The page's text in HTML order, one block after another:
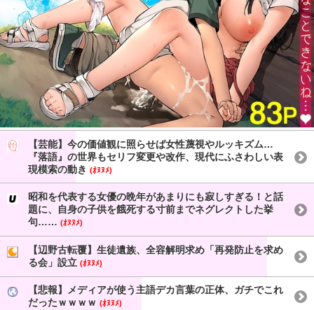
【芸能】今の価値観に照らせば女性蔑視やルッキズム…
『落語』の世界もセリフ変更や改作、現代にふさわしい表
現模索の動き (ｵﾇﾇﾒ)
昭和を代表する女優の晩年があまりにも寂しすぎる！と話
題に、自身の子供を餓死する寸前までネグレクトした挙
句…… (ｵﾇﾇﾒ)
【辺野古転覆】生徒遺族、全容解明求め「再発防止を求め
る会」設立 (ｵﾇﾇﾒ)
【悲報】メディアが使う主語デカ言葉の正体、ガチでこれ
だったｗｗｗｗ (ｵﾇﾇﾒ)